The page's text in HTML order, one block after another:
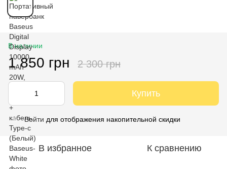
В наличии
1 850 грн 2 300 грн
Купить
% Войти для отображения накопительной скидки
В избранное К сравнению